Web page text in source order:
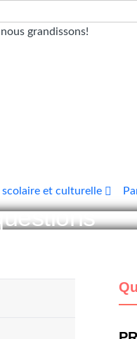
grandissons!
scolaire et culturelle